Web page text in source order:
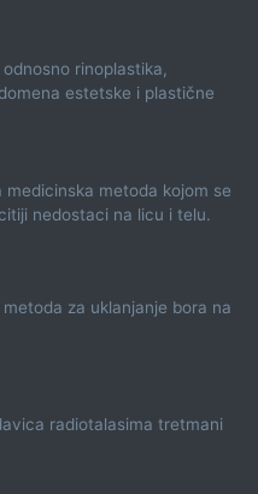
rinoplastika,
estetske i plastične
metoda kojom se
nedostaci na licu i telu.
za uklanjanje bora na
radiotalasima tretmani